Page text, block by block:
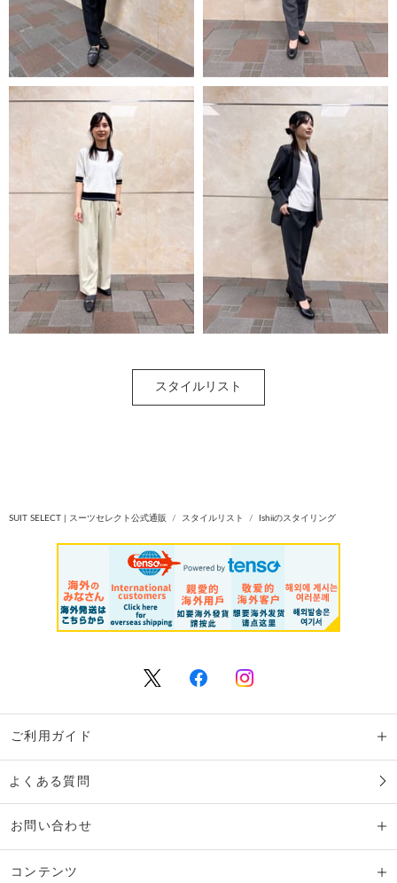
スタイルリスト
SUIT SELECT | スーツセレクト公式通販 スタイルリスト Ishiiのスタイリング
ご利用ガイド
よくある質問
お問い合わせ
コンテンツ